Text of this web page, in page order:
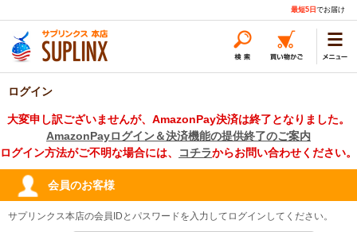
最短5日 でお届け
ログイン
大変申し訳ございませんが、AmazonPay決済は終了となりました。
AmazonPayログイン＆決済機能の提供終了のご案内
ログイン方法がご不明な場合には、
コチラからお問い合わせください。
会員のお客様
サプリンクス本店の会員IDとパスワードを入力してログインしてください。